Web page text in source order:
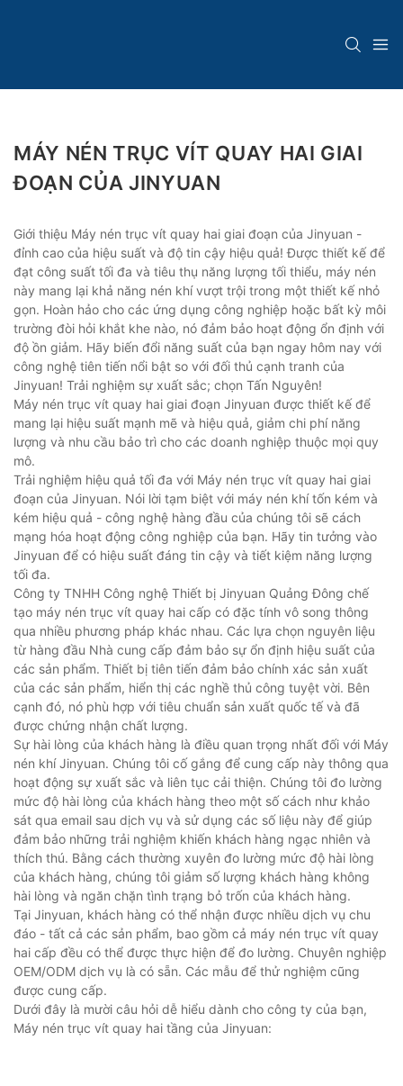
MÁY NÉN TRỤC VÍT QUAY HAI GIAI
ĐOẠN CỦA JINYUAN
Giới thiệu Máy nén trục vít quay hai giai đoạn của Jinyuan -
đỉnh cao của hiệu suất và độ tin cậy hiệu quả! Được thiết kế để
đạt công suất tối đa và tiêu thụ năng lượng tối thiểu, máy nén
này mang lại khả năng nén khí vượt trội trong một thiết kế nhỏ
gọn. Hoàn hảo cho các ứng dụng công nghiệp hoặc bất kỳ môi
trường đòi hỏi khắt khe nào, nó đảm bảo hoạt động ổn định với
độ ồn giảm. Hãy biến đổi năng suất của bạn ngay hôm nay với
công nghệ tiên tiến nổi bật so với đối thủ cạnh tranh của
Jinyuan! Trải nghiệm sự xuất sắc; chọn Tấn Nguyên!
Máy nén trục vít quay hai giai đoạn Jinyuan được thiết kế để
mang lại hiệu suất mạnh mẽ và hiệu quả, giảm chi phí năng
lượng và nhu cầu bảo trì cho các doanh nghiệp thuộc mọi quy
mô.
Trải nghiệm hiệu quả tối đa với Máy nén trục vít quay hai giai
đoạn của Jinyuan. Nói lời tạm biệt với máy nén khí tốn kém và
kém hiệu quả - công nghệ hàng đầu của chúng tôi sẽ cách
mạng hóa hoạt động công nghiệp của bạn. Hãy tin tưởng vào
Jinyuan để có hiệu suất đáng tin cậy và tiết kiệm năng lượng
tối đa.
Công ty TNHH Công nghệ Thiết bị Jinyuan Quảng Đông chế
tạo máy nén trục vít quay hai cấp có đặc tính vô song thông
qua nhiều phương pháp khác nhau. Các lựa chọn nguyên liệu
từ hàng đầu Nhà cung cấp đảm bảo sự ổn định hiệu suất của
các sản phẩm. Thiết bị tiên tiến đảm bảo chính xác sản xuất
của các sản phẩm, hiển thị các nghề thủ công tuyệt vời. Bên
cạnh đó, nó phù hợp với tiêu chuẩn sản xuất quốc tế và đã
được chứng nhận chất lượng.
Sự hài lòng của khách hàng là điều quan trọng nhất đối với Máy
nén khí Jinyuan. Chúng tôi cố gắng để cung cấp này thông qua
hoạt động sự xuất sắc và liên tục cải thiện. Chúng tôi đo lường
mức độ hài lòng của khách hàng theo một số cách như khảo
sát qua email sau dịch vụ và sử dụng các số liệu này để giúp
đảm bảo những trải nghiệm khiến khách hàng ngạc nhiên và
thích thú. Bằng cách thường xuyên đo lường mức độ hài lòng
của khách hàng, chúng tôi giảm số lượng khách hàng không
hài lòng và ngăn chặn tình trạng bỏ trốn của khách hàng.
Tại Jinyuan, khách hàng có thể nhận được nhiều dịch vụ chu
đáo - tất cả các sản phẩm, bao gồm cả máy nén trục vít quay
hai cấp đều có thể được thực hiện để đo lường. Chuyên nghiệp
OEM/ODM dịch vụ là có sẵn. Các mẫu để thử nghiệm cũng
được cung cấp.
Dưới đây là mười câu hỏi dễ hiểu dành cho công ty của bạn,
Máy nén trục vít quay hai tầng của Jinyuan: